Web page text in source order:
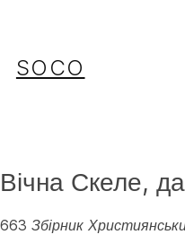
SOCO
Вічна Скеле,
663 Збірник